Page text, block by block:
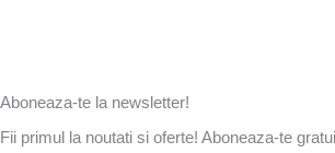
Aboneaza-te la newsletter!
Fii primul la noutati si oferte! Aboneaza-te